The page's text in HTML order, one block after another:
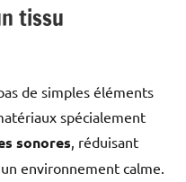
tissu
de simples éléments
spécialement
sonores , réduisant
environnement calme.